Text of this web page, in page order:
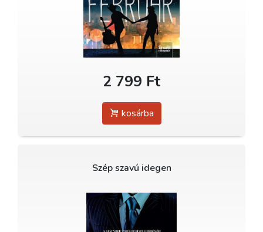
2 799 Ft
kosárba
Szép szavú idegen